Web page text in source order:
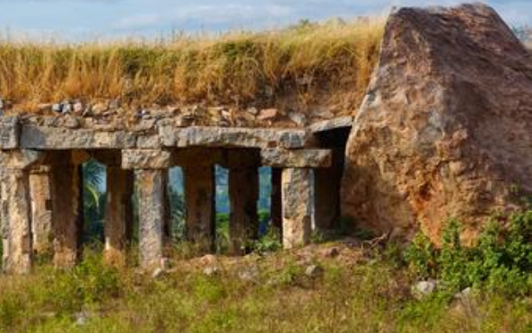
Montenegro
Zypern
Beratung+49 (0) 431 5446-0 Reisefinder öffnen
Beratung+49 (0) 431 5446-0 Reisefinder öffnen
Beratung+49 (0) 431 5446-0 Reisefinder öffnen